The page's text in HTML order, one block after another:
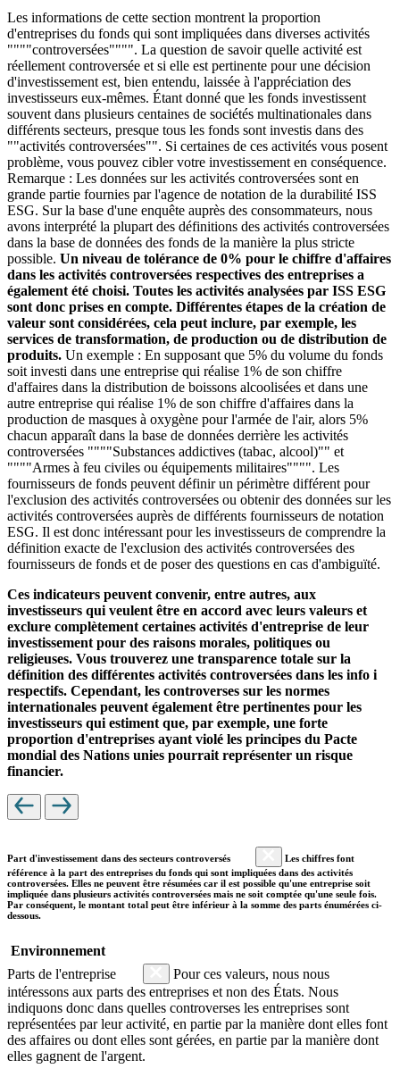
Les informations de cette section montrent la proportion
d'entreprises du fonds qui sont impliquées dans diverses activités
""""controversées"""". La question de savoir quelle activité est
réellement controversée et si elle est pertinente pour une décision
d'investissement est, bien entendu, laissée à l'appréciation des
investisseurs eux-mêmes. Étant donné que les fonds investissent
souvent dans plusieurs centaines de sociétés multinationales dans
différents secteurs, presque tous les fonds sont investis dans des
""activités controversées"". Si certaines de ces activités vous posent
problème, vous pouvez cibler votre investissement en conséquence.
Remarque : Les données sur les activités controversées sont en
grande partie fournies par l'agence de notation de la durabilité ISS
ESG. Sur la base d'une enquête auprès des consommateurs, nous
avons interprété la plupart des définitions des activités controversées
dans la base de données des fonds de la manière la plus stricte
possible. Un niveau de tolérance de 0% pour le chiffre d'affaires
dans les activités controversées respectives des entreprises a
également été choisi. Toutes les activités analysées par ISS ESG
sont donc prises en compte. Différentes étapes de la création de
valeur sont considérées, cela peut inclure, par exemple, les
services de transformation, de production ou de distribution de
produits. Un exemple : En supposant que 5% du volume du fonds
soit investi dans une entreprise qui réalise 1% de son chiffre
d'affaires dans la distribution de boissons alcoolisées et dans une
autre entreprise qui réalise 1% de son chiffre d'affaires dans la
production de masques à oxygène pour l'armée de l'air, alors 5%
chacun apparaît dans la base de données derrière les activités
controversées """"Substances addictives (tabac, alcool)"" et
""""Armes à feu civiles ou équipements militaires"""". Les
fournisseurs de fonds peuvent définir un périmètre différent pour
l'exclusion des activités controversées ou obtenir des données sur les
activités controversées auprès de différents fournisseurs de notation
ESG. Il est donc intéressant pour les investisseurs de comprendre la
définition exacte de l'exclusion des activités controversées des
fournisseurs de fonds et de poser des questions en cas d'ambiguïté.
Ces indicateurs peuvent convenir, entre autres, aux
investisseurs qui veulent être en accord avec leurs valeurs et
exclure complètement certaines activités d'entreprise de leur
investissement pour des raisons morales, politiques ou
religieuses. Vous trouverez une transparence totale sur la
définition des différentes activités controversées dans les info i
respectifs. Cependant, les controverses sur les normes
internationales peuvent également être pertinentes pour les
investisseurs qui estiment que, par exemple, une forte
proportion d'entreprises ayant violé les principes du Pacte
mondial des Nations unies pourrait représenter un risque
financier.
Part d'investissement dans des secteurs controversés
Les chiffres font
référence à la part des entreprises du fonds qui sont impliquées dans des activités
controversées. Elles ne peuvent être résumées car il est possible qu'une entreprise soit
impliquée dans plusieurs activités controversées mais ne soit comptée qu'une seule fois.
Par conséquent, le montant total peut être inférieur à la somme des parts énumérées ci-
dessous.
Environnement
Parts de l'entreprise
Pour ces valeurs, nous nous
intéressons aux parts des entreprises et non des États. Nous
indiquons donc dans quelles controverses les entreprises sont
représentées par leur activité, en partie par la manière dont elles font
des affaires ou dont elles sont gérées, en partie par la manière dont
elles gagnent de l'argent.